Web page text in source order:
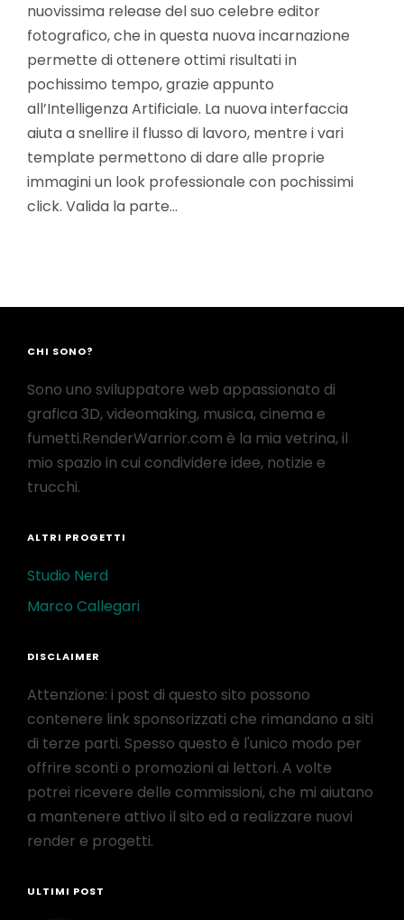
nuovissima release del suo celebre editor
fotografico, che in questa nuova incarnazione
permette di ottenere ottimi risultati in
pochissimo tempo, grazie appunto
all’Intelligenza Artificiale. La nuova interfaccia
aiuta a snellire il flusso di lavoro, mentre i vari
template permettono di dare alle proprie
immagini un look professionale con pochissimi
click. Valida la parte…
CHI SONO?
Sono uno sviluppatore web appassionato di
grafica 3D, videomaking, musica, cinema e
fumetti.RenderWarrior.com è la mia vetrina, il
mio spazio in cui condividere idee, notizie e
trucchi.
ALTRI PROGETTI
Studio Nerd
Marco Callegari
DISCLAIMER
Attenzione: i post di questo sito possono
contenere link sponsorizzati che rimandano a siti
di terze parti. Spesso questo è l'unico modo per
offrire sconti o promozioni ai lettori. A volte
potrei ricevere delle commissioni, che mi aiutano
a mantenere attivo il sito ed a realizzare nuovi
render e progetti.
ULTIMI POST